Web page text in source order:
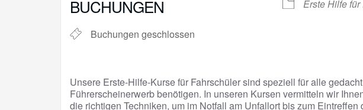
BUCHUNGEN
Buchungen geschlossen
Erste Hilfe
Unsere Erste-Hilfe-Kurse für Fahrschüler sind speziell für alle
Führerscheinerwerb benötigen. In unseren Kursen vermitteln wir
die richtigen Techniken, um im Notfall am Unfallort bis zum